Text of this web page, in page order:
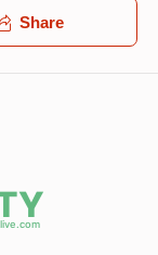
Share